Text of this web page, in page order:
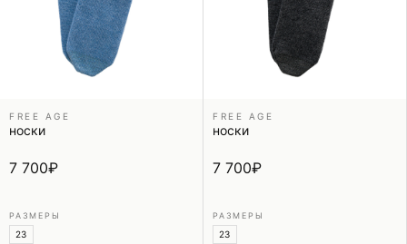
FREE AGE
носки
7 700₽
РАЗМЕРЫ
23
FREE AGE
носки
7 700₽
РАЗМЕРЫ
23